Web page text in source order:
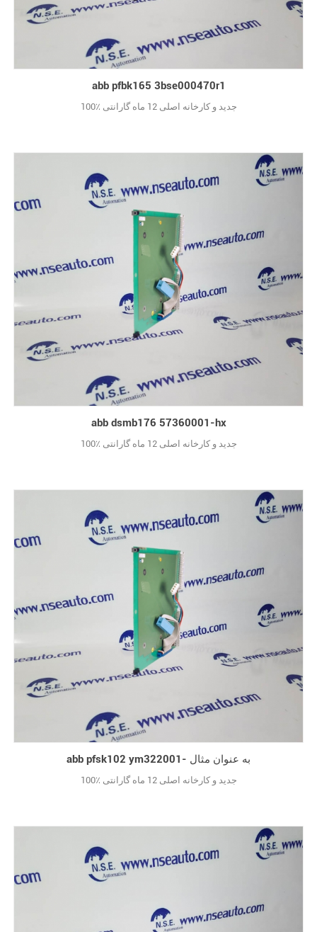
abb pfbk165 3bse000470r1
100٪ جدید و کارخانه اصلی 12 ماه گارانتی
abb dsmb176 57360001-hx
100٪ جدید و کارخانه اصلی 12 ماه گارانتی
abb pfsk102 ym322001- به عنوان مثال
100٪ جدید و کارخانه اصلی 12 ماه گارانتی